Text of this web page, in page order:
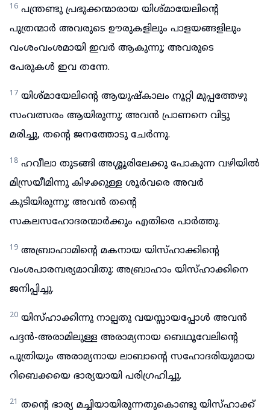
16 പന്ത്രണ്ടു പ്രഭുക്കന്മാരായ യിശ്മായേലിന്റെ
പുത്രന്മാർ അവരുടെ ഊരുകളിലും പാളയങ്ങളിലും
വംശംവംശമായി ഇവർ ആകുന്നു; അവരുടെ
പേരുകൾ ഇവ തന്നേ.
17 യിശ്മായേലിന്റെ ആയുഷ്കാലം നൂറ്റി മുപ്പത്തേഴു
സംവത്സരം ആയിരുന്നു; അവൻ പ്രാണനെ വിട്ടു
മരിച്ചു, തന്റെ ജനത്തോടു ചേർന്നു.
18 ഹവീലാ തുടങ്ങി അശ്ശൂരിലേക്കു പോകുന്ന വഴിയിൽ
മിസ്രയീമിന്നു കിഴക്കുള്ള ശൂർവരെ അവർ
കുടിയിരുന്നു; അവൻ തന്റെ
സകലസഹോദരന്മാർക്കും എതിരെ പാർത്തു.
19 അബ്രാഹാമിന്റെ മകനായ യിസ്ഹാക്കിന്റെ
വംശപാരമ്പര്യമാവിതു: അബ്രാഹാം യിസ്ഹാക്കിനെ
ജനിപ്പിച്ചു.
20 യിസ്ഹാക്കിന്നു നാല്പതു വയസ്സായപ്പോൾ അവൻ
പദ്ദൻ-അരാമിലുള്ള അരാമ്യനായ ബെഥൂവേലിന്റെ
പുത്രിയും അരാമ്യനായ ലാബാന്റെ സഹോദരിയുമായ
റിബെക്കയെ ഭാര്യയായി പരിഗ്രഹിച്ചു.
21 തന്റെ ഭാര്യ മച്ചിയായിരുന്നതുകൊണ്ടു യിസ്ഹാക്ക്